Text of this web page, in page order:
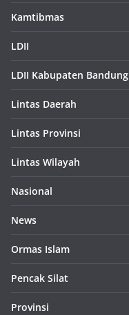
Kamtibmas
LDII
LDII Kabupaten Bandung
Lintas Daerah
Lintas Provinsi
Lintas Wilayah
Nasional
News
Ormas Islam
Pencak Silat
Provinsi